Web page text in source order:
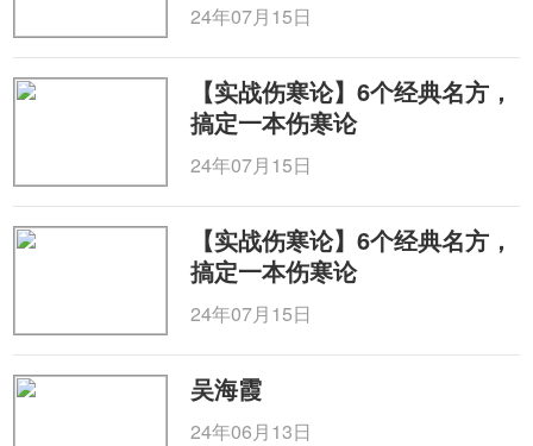
24年07月15日
【实战伤寒论】6个经典名方，
搞定一本伤寒论
24年07月15日
【实战伤寒论】6个经典名方，
搞定一本伤寒论
24年07月15日
吴海霞
24年06月13日